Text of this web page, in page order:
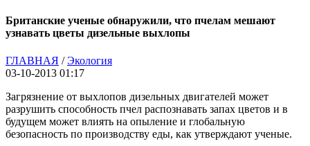
Британские ученые обнаружили, что пчелам мешают
узнавать цветы дизельные выхлопы
ГЛАВНАЯ /Экология
03-10-2013 01:17
Загрязнение от выхлопов дизельных двигателей может
разрушить способность пчел распознавать запах цветов и в
будущем может влиять на опыление и глобальную
безопасность по производству еды, как утверждают ученые.